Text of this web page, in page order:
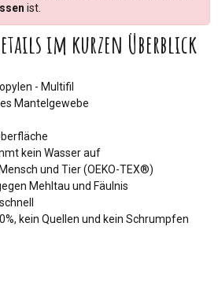
ist.
im kurzen Überblick
- Multifil
Mantelgewebe
kein Wasser auf
und Tier (OEKO-TEX®)
Mehltau und Fäulnis
kein Quellen und kein Schrumpfen